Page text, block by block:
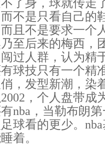
了身，球就传走
不是只看自己的
且不是要求一个
至后来的梅西，
过人群，认为精
球技只有一个精
，发型新潮，染
，个人盘带成
nba，当勒布朗
球看的更少。
着。